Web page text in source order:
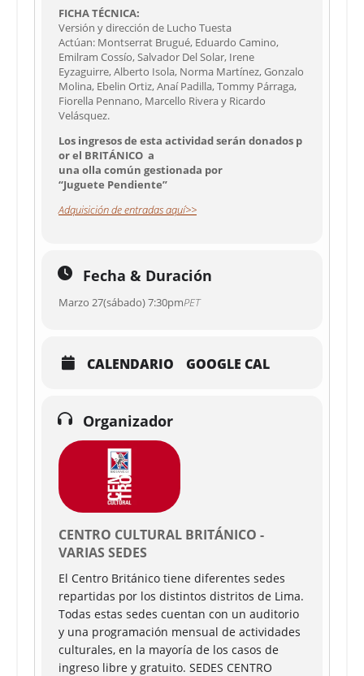
FICHA TÉCNICA:
Versión y dirección de Lucho Tuesta
Actúan: Montserrat Brugué, Eduardo Camino,
Emilram Cossío, Salvador Del Solar, Irene
Eyzaguirre, Alberto Isola, Norma Martínez, Gonzalo
Molina, Ebelin Ortiz, Anaí Padilla, Tommy Párraga,
Fiorella Pennano, Marcello Rivera y Ricardo
Velásquez.
Los ingresos de esta actividad serán donados p
or el BRITÁNICO a
una olla común gestionada por
“Juguete Pendiente”
Adquisición de entradas aquí>>
Fecha & Duración
Marzo 27(sábado) 7:30pmPET
CALENDARIO GOOGLE CAL
Organizador
CENTRO CULTURAL BRITÁNICO -
VARIAS SEDES
El Centro Británico tiene diferentes sedes
repartidas por los distintos distritos de Lima.
Todas estas sedes cuentan con un auditorio
y una programación mensual de actividades
culturales, en la mayoría de los casos de
ingreso libre y gratuito. SEDES CENTRO